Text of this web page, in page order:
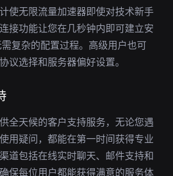
使无限流量加速器即使对技术新手
接功能让您在几秒钟内即可建立安
复杂的配置过程。高级用户也可
议选择和服务器偏好设置。
全天候的客户支持服务，无论您遇
用疑问，都能在第一时间获得专业
道包括在线实时聊天、邮件支持和
保每位用户都能获得满意的服务体